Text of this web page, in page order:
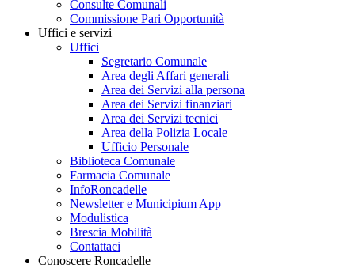
Consulte Comunali
Commissione Pari Opportunità
Uffici e servizi
Uffici
Segretario Comunale
Area degli Affari generali
Area dei Servizi alla persona
Area dei Servizi finanziari
Area dei Servizi tecnici
Area della Polizia Locale
Ufficio Personale
Biblioteca Comunale
Farmacia Comunale
InfoRoncadelle
Newsletter e Municipium App
Modulistica
Brescia Mobilità
Contattaci
Conoscere Roncadelle